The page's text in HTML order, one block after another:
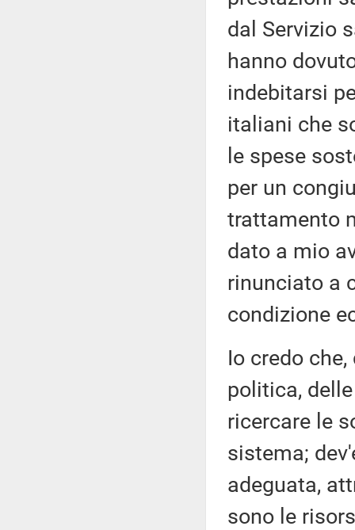
dal Servizio
hanno
indebitarsi
italiani che
le spese
per un
trattamento
dato a mio
rinunciato a
condizione
Io credo
politica,
ricercare le
sistema;
adeguata,
sono le